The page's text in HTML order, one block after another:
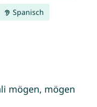
Spanisch
mögen, mögen